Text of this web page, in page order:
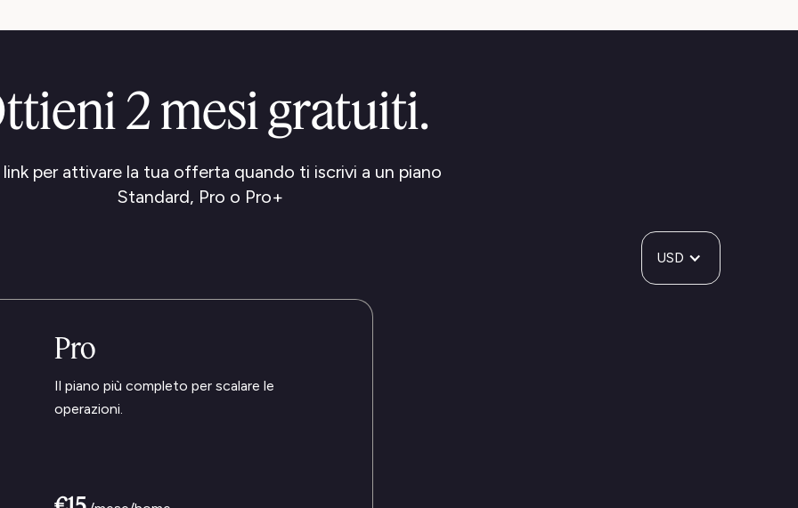
2 mesi gratuiti.
link per attivare la tua offerta quando ti iscrivi a un piano
Standard, Pro o Pro+
USD
Pro
Il piano più completo per scalare le
operazioni.